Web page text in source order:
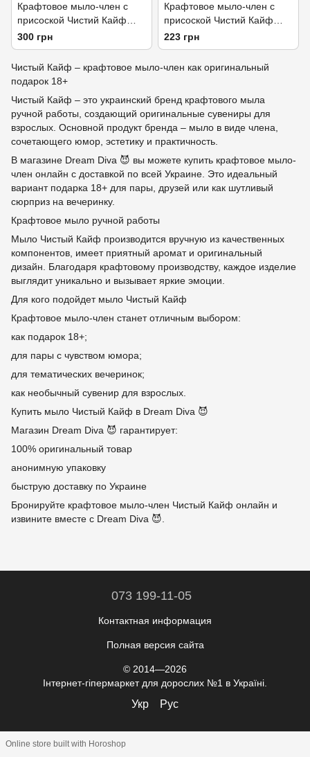
Крафтовое мыло-член с
присоской Чистий Кайф
LARGE Black, натуральное
300 грн
Крафтовое мыло-член с
присоской Чистий Кайф
Brown size L, натуральное
223 грн
Чистый Кайф – крафтовое мыло-член как оригинальный
подарок 18+
Чистый Кайф – это украинский бренд крафтового мыла
ручной работы, создающий оригинальные сувениры для
взрослых. Основной продукт бренда – мыло в виде члена,
сочетающего юмор, эстетику и практичность.
В магазине Dream Diva 😈 вы можете купить крафтовое мыло-
член онлайн с доставкой по всей Украине. Это идеальный
вариант подарка 18+ для пары, друзей или как шутливый
сюрприз на вечеринку.
Крафтовое мыло ручной работы
Мыло Чистый Кайф производится вручную из качественных
компонентов, имеет приятный аромат и оригинальный
дизайн. Благодаря крафтовому производству, каждое изделие
выглядит уникально и вызывает яркие эмоции.
Для кого подойдет мыло Чистый Кайф
Крафтовое мыло-член станет отличным выбором:
как подарок 18+;
для пары с чувством юмора;
для тематических вечеринок;
как необычный сувенир для взрослых.
Купить мыло Чистый Кайф в Dream Diva 😈
Магазин Dream Diva 😈 гарантирует:
100% оригинальный товар
анонимную упаковку
быструю доставку по Украине
Бронируйте крафтовое мыло-член Чистый Кайф онлайн и
извините вместе с Dream Diva 😈.
073 199-11-05
Контактная информация
Полная версия сайта
© 2014—2026
Інтернет-гіпермаркет для дорослих №1 в Україні.
Укр Рус
Online store built with Horoshop